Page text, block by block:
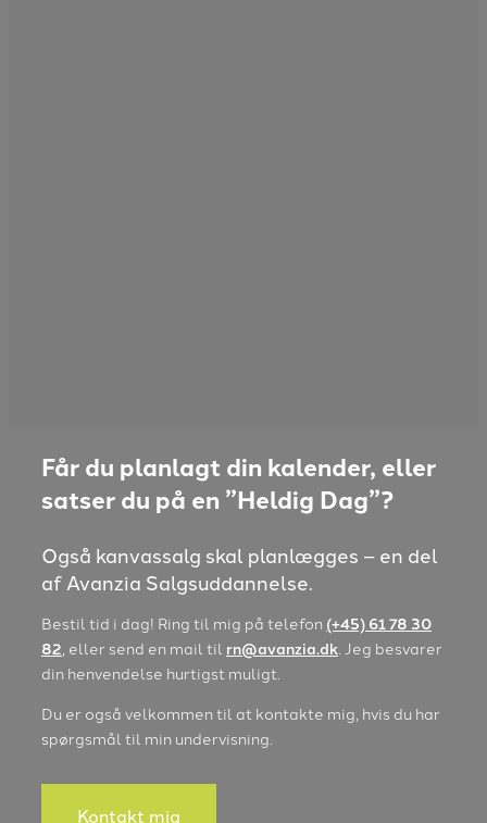
Får du planlagt din kalender, eller
satser du på en ”Heldig Dag”?
Også kanvassalg skal planlægges – en del
af Avanzia Salgsuddannelse.
Bestil tid i dag! Ring til mig på telefon (+45) 61 78 30
82 , eller send en mail til rn@avanzia.dk . Jeg besvarer
din henvendelse hurtigst muligt.
Du er også velkommen til at kontakte mig, hvis du har
spørgsmål til min undervisning.
Kontakt mig